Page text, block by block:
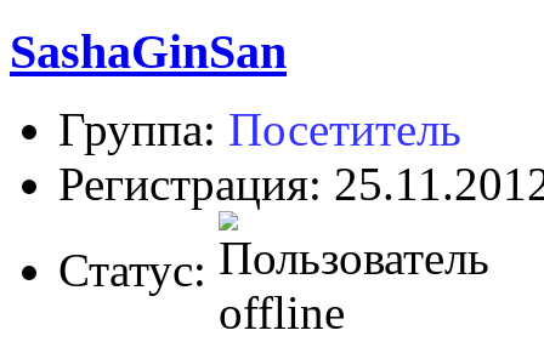
SashaGinSan
Группа: Посетитель
Регистрация:
Статус: